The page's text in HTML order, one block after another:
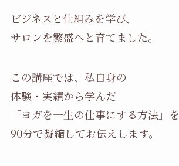
ビジネスと仕組みを学び、
サロンを繁盛へと育てました。
この講座では、私自身の
体験・実績から学んだ
「ヨガを一生の仕事にする方法」を
90分で凝縮してお伝えします。